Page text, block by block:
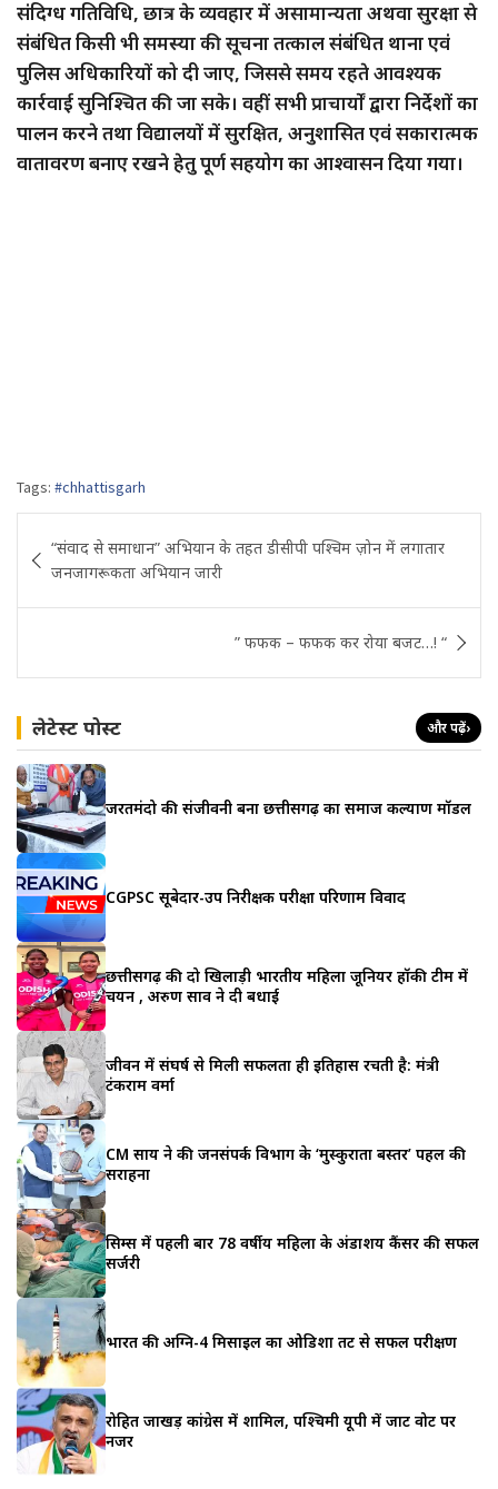
संदिग्ध गतिविधि, छात्र के व्यवहार में असामान्यता अथवा सुरक्षा से
संबंधित किसी भी समस्या की सूचना तत्काल संबंधित थाना एवं
पुलिस अधिकारियों को दी जाए, जिससे समय रहते आवश्यक
कार्रवाई सुनिश्चित की जा सके। वहीं सभी प्राचार्यों द्वारा निर्देशों का
पालन करने तथा विद्यालयों में सुरक्षित, अनुशासित एवं सकारात्मक
वातावरण बनाए रखने हेतु पूर्ण सहयोग का आश्वासन दिया गया।
Tags: #chhattisgarh
Post
navigation
“संवाद से समाधान” अभियान के तहत डीसीपी पश्चिम ज़ोन में लगातार
जनजागरूकता अभियान जारी
” फफक – फफक कर रोया बजट…! “
लेटेस्ट पोस्ट और पढ़ें›
जरूरतमंदो की संजीवनी बना छत्तीसगढ़ का समाज कल्याण मॉडल
CGPSC सूबेदार-उप निरीक्षक परीक्षा परिणाम विवाद
छत्तीसगढ़ की दो खिलाड़ी भारतीय महिला जूनियर हॉकी टीम में
चयन , अरुण साव ने दी बधाई
जीवन में संघर्ष से मिली सफलता ही इतिहास रचती है: मंत्री
टंकराम वर्मा
CM साय ने की जनसंपर्क विभाग के ‘मुस्कुराता बस्तर’ पहल की
सराहना
सिम्स में पहली बार 78 वर्षीय महिला के अंडाशय कैंसर की सफल
सर्जरी
भारत की अग्नि-4 मिसाइल का ओडिशा तट से सफल परीक्षण
रोहित जाखड़ कांग्रेस में शामिल, पश्चिमी यूपी में जाट वोट पर
नजर